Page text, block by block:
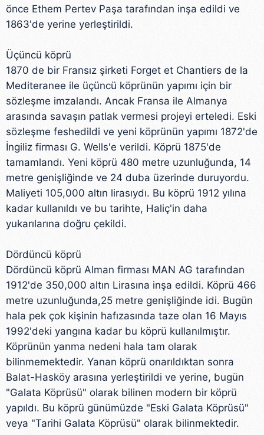
önce Ethem Pertev Paşa tarafından inşa edildi ve
1863'de yerine yerleştirildi.
Üçüncü köprü
1870 de bir Fransız şirketi Forget et Chantiers de la
Mediteranee ile üçüncü köprünün yapımı için bir
sözleşme imzalandı. Ancak Fransa ile Almanya
arasında savaşın patlak vermesi projeyi erteledi. Eski
sözleşme feshedildi ve yeni köprünün yapımı 1872'de
İngiliz firması G. Wells'e verildi. Köprü 1875'de
tamamlandı. Yeni köprü 480 metre uzunluğunda, 14
metre genişliğinde ve 24 duba üzerinde duruyordu.
Maliyeti 105,000 altın lirasıydı. Bu köprü 1912 yılına
kadar kullanıldı ve bu tarihte, Haliç'in daha
yukarılarına doğru çekildi.
Dördüncü köprü
Dördüncü köprü Alman firması MAN AG tarafından
1912'de 350,000 altın Lirasına inşa edildi. Köprü 466
metre uzunluğunda,25 metre genişliğinde idi. Bugün
hala pek çok kişinin hafızasında taze olan 16 Mayıs
1992'deki yangına kadar bu köprü kullanılmıştır.
Köprünün yanma nedeni hala tam olarak
bilinmemektedir. Yanan köprü onarıldıktan sonra
Balat-Hasköy arasına yerleştirildi ve yerine, bugün
"Galata Köprüsü" olarak bilinen modern bir köprü
yapıldı. Bu köprü günümüzde "Eski Galata Köprüsü"
veya "Tarihi Galata Köprüsü" olarak bilinmektedir.